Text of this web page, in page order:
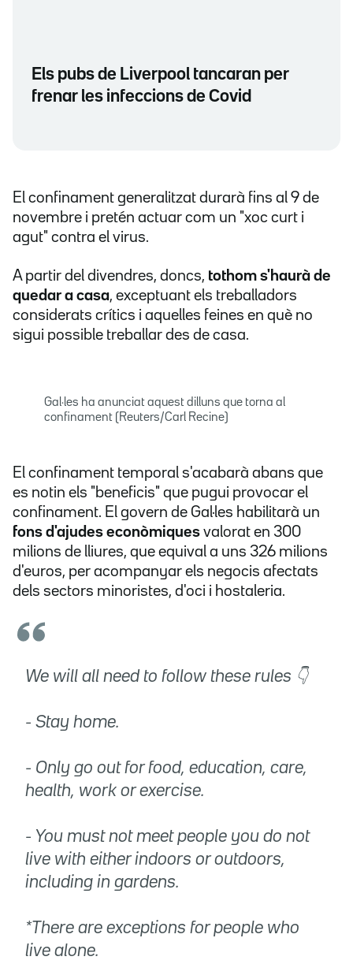
Els pubs de Liverpool tancaran per
frenar les infeccions de Covid
El confinament generalitzat durarà fins al 9 de
novembre i pretén actuar com un "xoc curt i
agut" contra el virus.
A partir del divendres, doncs, tothom s'haurà de
quedar a casa, exceptuant els treballadors
considerats crítics i aquelles feines en què no
sigui possible treballar des de casa.
Gal·les ha anunciat aquest dilluns que torna al
confinament (Reuters/Carl Recine)
El confinament temporal s'acabarà abans que
es notin els "beneficis" que pugui provocar el
confinament. El govern de Gal·les habilitarà un
fons d'ajudes econòmiques valorat en 300
milions de lliures, que equival a uns 326 milions
d'euros, per acompanyar els negocis afectats
dels sectors minoristes, d'oci i hostaleria.
We will all need to follow these rules 👇
- Stay home.
- Only go out for food, education, care,
health, work or exercise.
- You must not meet people you do not
live with either indoors or outdoors,
including in gardens.
*There are exceptions for people who
live alone.